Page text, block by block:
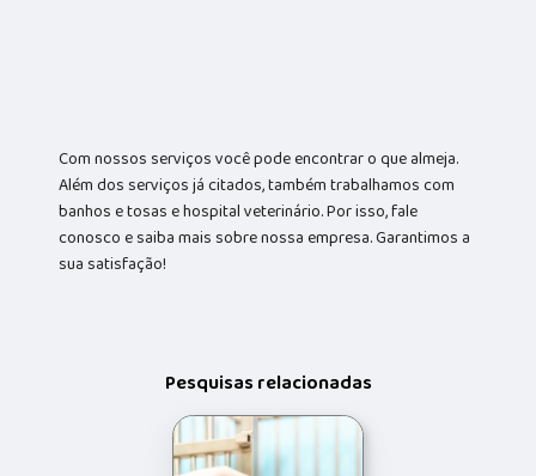
Com nossos serviços você pode encontrar o que almeja.
Além dos serviços já citados, também trabalhamos com
banhos e tosas e hospital veterinário. Por isso, fale
conosco e saiba mais sobre nossa empresa. Garantimos a
sua satisfação!
Pesquisas relacionadas